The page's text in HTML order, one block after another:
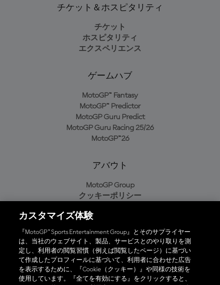
チケット＆ホスピタリティ
チケット
ホスピタリティ
エクスペリエンス
ゲームハブ
MotoGP™ Fantasy
MotoGP™ Predictor
MotoGP Guru Predict
MotoGP Guru Racing 25/26
MotoGP™26
アバウト
MotoGP Group
クッキーポリシー
プライバシーポリシー
購入ポリシー
オフィシャルアプリ
カスタマイズ体験
『MotoGP™ Sports Entertainment Group』とそのサプライヤー
は、当社のウェブサイト、製品、サービスとのやり取りを測
定し、利用者の閲覧習慣（例えば閲覧したページ）に基づい
て作成したプロフィールに基づいて、利用者に合わせた広告
を表示するために、『Cookie（クッキー）』や同様の技術を
使用しています。『全てを有効にする』をクリックすると、